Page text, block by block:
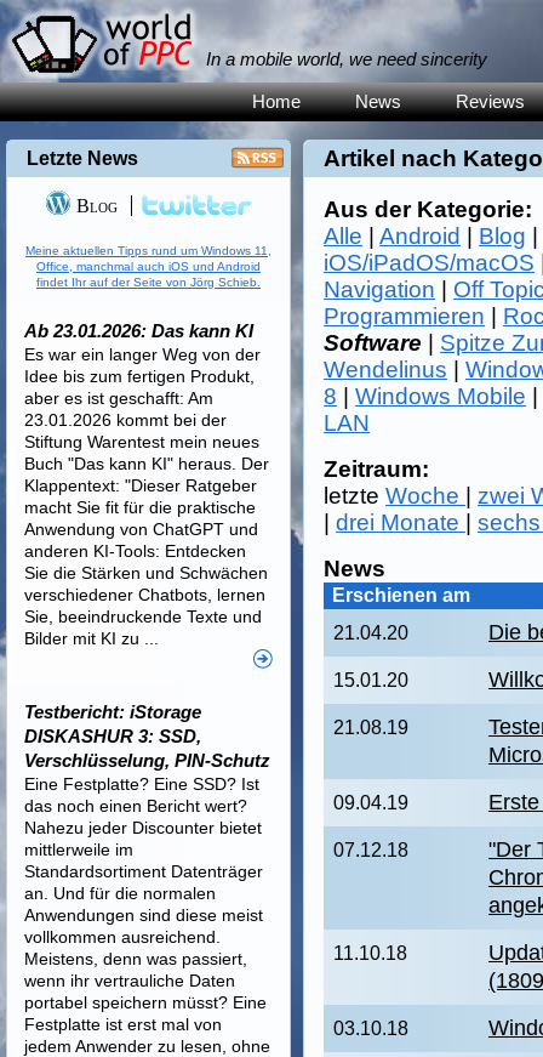
In a mobile world, we need sincerity
Home News Reviews
Artikel nach
Aus der Kategorie:
Alle |Android Blog
iOS/iPadOS/macOS
Navigation
Off
Programmieren
Software
Spitze
Wendelinus |
8 |Windows Mobile
LAN
Zeitraum:
letzteWoche
zwei
|drei Monate |
News
Erschienen am
21.04.20
Die
15.01.20
21.08.19
09.04.19
07.12.18
"Der
11.10.18
03.10.18
Letzte News
Blog
Meine aktuellen Tipps rund um Windows 11,
Office, manchmal auch iOS und Android
findet Ihr auf der Seite von Jörg Schieb.
Ab 23.01.2026: Das kann KI
Es war ein langer Weg von der
Idee bis zum fertigen Produkt,
aber es ist geschafft: Am
23.01.2026 kommt bei der
Stiftung Warentest mein neues
Buch "Das kann KI" heraus. Der
Klappentext: "Dieser Ratgeber
macht Sie fit für die praktische
Anwendung von ChatGPT und
anderen KI-Tools: Entdecken
Sie die Stärken und Schwächen
verschiedener Chatbots, lernen
Sie, beeindruckende Texte und
Bilder mit KI zu ...
Testbericht: iStorage
DISKASHUR 3: SSD,
Verschlüsselung, PIN-Schutz
Eine Festplatte? Eine SSD? Ist
das noch einen Bericht wert?
Nahezu jeder Discounter bietet
mittlerweile im
Standardsortiment Datenträger
an. Und für die normalen
Anwendungen sind diese meist
vollkommen ausreichend.
Meistens, denn was passiert,
wenn ihr vertrauliche Daten
portabel speichern müsst? Eine
Festplatte ist erst mal von
jedem Anwender zu lesen, ohne